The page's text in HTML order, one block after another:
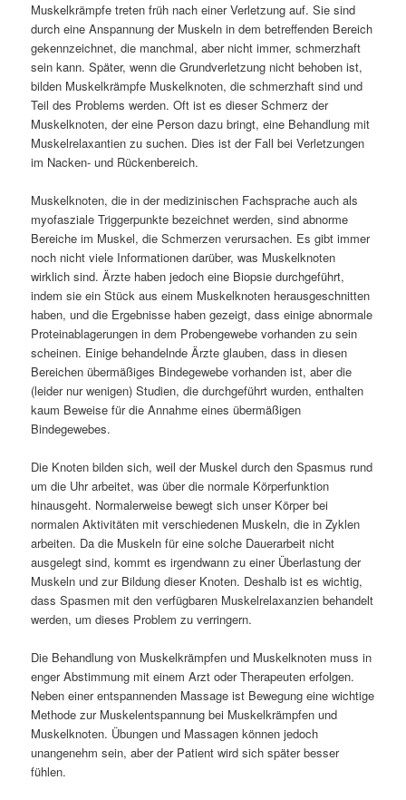
Muskelkrämpfe treten früh nach einer Verletzung auf. Sie sind
durch eine Anspannung der Muskeln in dem betreffenden Bereich
gekennzeichnet, die manchmal, aber nicht immer, schmerzhaft
sein kann. Später, wenn die Grundverletzung nicht behoben ist,
bilden Muskelkrämpfe Muskelknoten, die schmerzhaft sind und
Teil des Problems werden. Oft ist es dieser Schmerz der
Muskelknoten, der eine Person dazu bringt, eine Behandlung mit
Muskelrelaxantien zu suchen. Dies ist der Fall bei Verletzungen
im Nacken- und Rückenbereich.
Muskelknoten, die in der medizinischen Fachsprache auch als
myofasziale Triggerpunkte bezeichnet werden, sind abnorme
Bereiche im Muskel, die Schmerzen verursachen. Es gibt immer
noch nicht viele Informationen darüber, was Muskelknoten
wirklich sind. Ärzte haben jedoch eine Biopsie durchgeführt,
indem sie ein Stück aus einem Muskelknoten herausgeschnitten
haben, und die Ergebnisse haben gezeigt, dass einige abnormale
Proteinablagerungen in dem Probengewebe vorhanden zu sein
scheinen. Einige behandelnde Ärzte glauben, dass in diesen
Bereichen übermäßiges Bindegewebe vorhanden ist, aber die
(leider nur wenigen) Studien, die durchgeführt wurden, enthalten
kaum Beweise für die Annahme eines übermäßigen
Bindegewebes.
Die Knoten bilden sich, weil der Muskel durch den Spasmus rund
um die Uhr arbeitet, was über die normale Körperfunktion
hinausgeht. Normalerweise bewegt sich unser Körper bei
normalen Aktivitäten mit verschiedenen Muskeln, die in Zyklen
arbeiten. Da die Muskeln für eine solche Dauerarbeit nicht
ausgelegt sind, kommt es irgendwann zu einer Überlastung der
Muskeln und zur Bildung dieser Knoten. Deshalb ist es wichtig,
dass Spasmen mit den verfügbaren Muskelrelaxanzien behandelt
werden, um dieses Problem zu verringern.
Die Behandlung von Muskelkrämpfen und Muskelknoten muss in
enger Abstimmung mit einem Arzt oder Therapeuten erfolgen.
Neben einer entspannenden Massage ist Bewegung eine wichtige
Methode zur Muskelentspannung bei Muskelkrämpfen und
Muskelknoten. Übungen und Massagen können jedoch
unangenehm sein, aber der Patient wird sich später besser
fühlen.